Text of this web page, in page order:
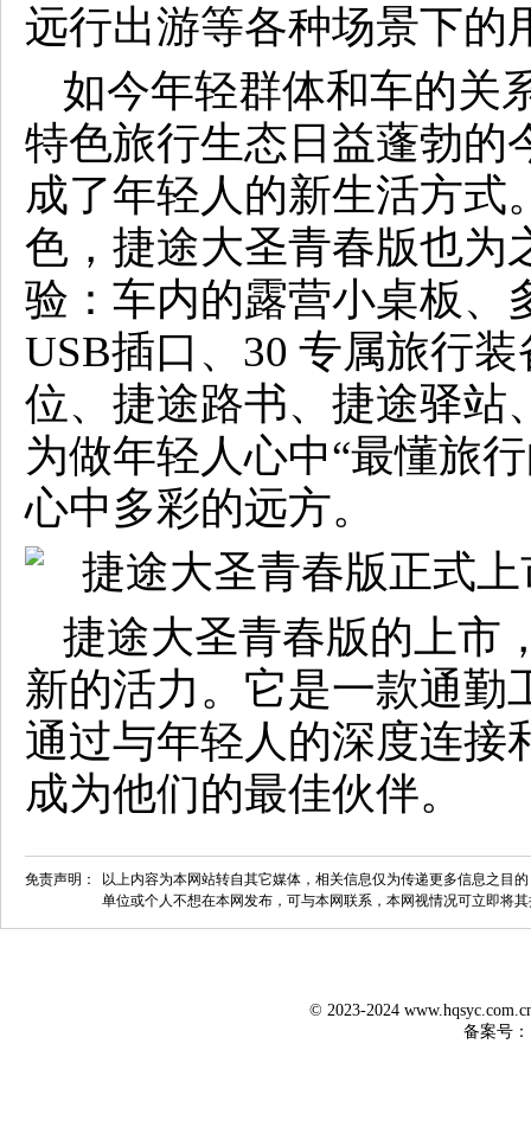
远行出游等各种场景下的
如今年轻群体和车的关
特色旅行生态日益蓬勃的
成了年轻人的新生活方式
色，捷途大圣青春版也为
验：车内的露营小桌板、
USB插口、30 专属旅行
位、捷途路书、捷途驿站
为做年轻人心中“最懂旅
心中多彩的远方。
捷途大圣青春版的上市
新的活力。它是一款通勤
通过与年轻人的深度连接
成为他们的最佳伙伴。
免责声明：
以上内容为本网站转自其它媒体，相关信息仅为传递更多信息之目
单位或个人不想在本网发布，可与本网联系，本网视情况可立即将
© 2023-2024
备案号：